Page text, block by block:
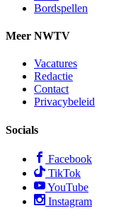
Bordspellen
Meer NWTV
Vacatures
Redactie
Contact
Privacybeleid
Socials
Facebook
TikTok
YouTube
Instagram